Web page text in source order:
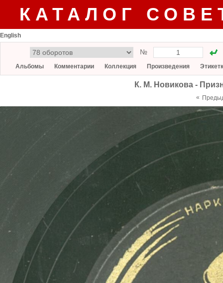
КАТАЛОГ
English
№
Альбомы Комментарии Коллекция Произведения
К. М. Новикова -
«